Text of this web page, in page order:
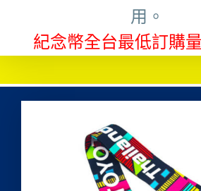
用。
紀念幣全台最低訂購